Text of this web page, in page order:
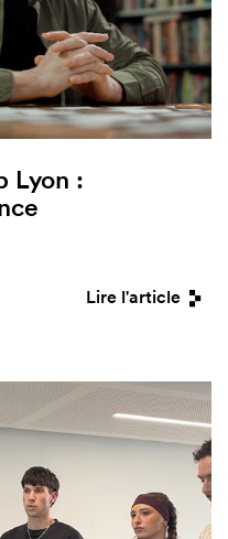
Lyon :
Lire l'article